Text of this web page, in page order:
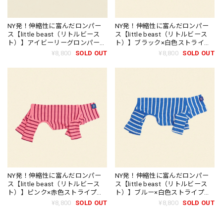
NY発！伸縮性に富んだロンパー
ス【little beast（リトルビース
ト）】アイビーリーグロンパー
ス/little beast Ivy League Onesie
¥8,800 SOLD OUT
NY発！伸縮性に富んだロンパー
ス【little beast（リトルビース
ト）】ブラック×白色ストライプ
ロンパース/little beast Midnight
¥8,800 SOLD OUT
NY発！伸縮性に富んだロンパー
ス【little beast（リトルビース
ト）】ピンク×赤色ストライプロ
ンパース/little beast IMU
¥8,800 SOLD OUT
NY発！伸縮性に富んだロンパー
ス【little beast（リトルビース
ト）】ブルー×白色ストライプロ
ンパース/little beast Greek to
¥8,800 SOLD OUT